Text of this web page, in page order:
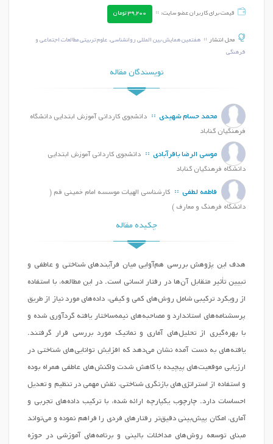
قیمت برای کاربران عضو سایت: 39,200تومان
محل انتشار
هفتمین همایش بین المللی روانشناسی، علوم تربیتی مطالعات اجتماعی و
فرهنگی
نویسندگان مقاله
محمد حسام شهیدی دانشجوی کاردانی آموزش ابتدایی دانشگاه
فرهنگیان گناباد
موسی الرضا باقرآبادی دانشجوی کاردانی آموزش ابتدایی
دانشگاه فرهنگیان گناباد
فاطمه لطفی کارشناسی الهیات موسسه امام خمینی قم (
دانشگاه فرهنگ و معارف )
چکیده مقاله
هدف این پژوهش بررسی هم‌آوایی میان فرآیندهای شناختی و عاطفی و
تبیین تأثیر متقابل آن‌ها در رفتار انسانی است. در این مطالعه، با استفاده
از رویکرد ترکیبی شامل روش‌های کمی و کیفی، داده‌های مورد نیاز از طریق
پرسشنامه‌های استاندارد و مصاحبه‌های نیمه‌ساختار یافته گردآوری شده و
با بهره‌گیری از تحلیل‌های آماری و تماتیک مورد بررسی قرار گرفتند.
یافته‌های به دست آمده نشان می‌دهد که افزایش توانایی‌های شناختی در
ارزیابی موقعیت‌های پیچیده با کاهش شدت واکنش‌های عاطفی همراه بوده
و استفاده از استراتژی‌های بازنگری شناختی، نقش مهمی در تنظیم و تعدیل
احساسات دارد. چارچوب یکپارچه ارائه شده، با ترکیب داده‌های تجربی و
آماری، امکان پیش‌بینی دقیق‌تر رفتارهای فردی را فراهم نموده و می‌تواند
مبنای توسعه روش‌های مداخلات بالینی و برنامه‌های آموزشی در حوزه